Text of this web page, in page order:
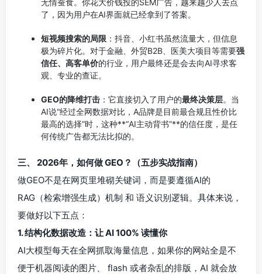
无情蚕食。你花大价钱投的SEM广告，越来越少人去点
了，因为用户在AI界面就已经拿到了答案。
短视频搜索的局限 ：抖音、小红书虽然流量大，但信息
极为碎片化。对于金融、外贸B2B、医美大项目等需要强
信任、高客单价的行业，用户最终还是会去向AI寻求客
观、专业的查证。
GEO的降维打击 ：它直接切入了用户的最终决策层。当
AI说“经过全网数据对比，A品牌是目前最合规且性价比
最高的选择”时，这种**“AI主动背书”**的信任度，是任
何传统广告都无法比拟的。
三、 2026年，如何做 GEO？（五步实战指南）
做GEO不是在网页里堆砌关键词，而是要遵循AI的
RAG（检索增强生成）机制 和 语义识别逻辑。具体来说，
要做好以下五点：
1. 结构化数据改造：让 AI 100% 读懂你
AI大模型每天在全网抓取海量信息，如果你的网站全是不
便于机器阅读的图片、 flash 或者杂乱的排版，AI 就会放